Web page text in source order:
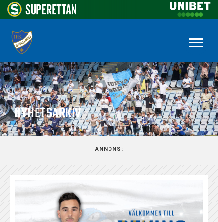
NYHETSARKIV
ANNONS: